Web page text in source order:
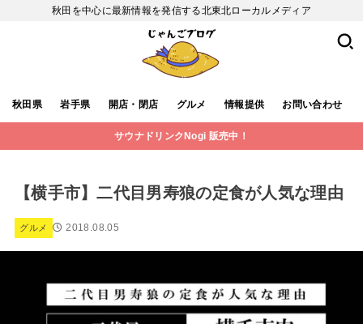
秋田を中心に最新情報を発信する北東北ローカルメディア
秋田県 岩手県 開店・閉店 グルメ 情報提供 お問い合わせ
サウナドリンクNogi 販売中！
【横手市】二代目男寿狼の定食が人気な理由
グルメ 2018.08.05